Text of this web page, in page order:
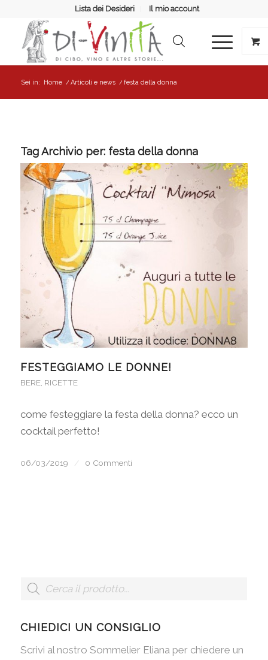
Lista dei Desideri Il mio account
Sei in: Home / Articoli e news / festa della donna
Tag Archivio per: festa della donna
FESTEGGIAMO LE DONNE!
BERE, RICETTE
come festeggiare la festa della donna? ecco un
cocktail perfetto!
06/03/2019 / 0 Commenti
CHIEDICI UN CONSIGLIO
Scrivi al nostro Sommelier Eliana per chiedere un